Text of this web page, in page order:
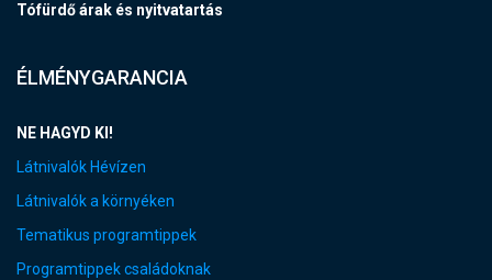
Tófürdő árak és nyitvatartás
ÉLMÉNYGARANCIA
NE HAGYD KI!
Látnivalók Hévízen
Látnivalók a környéken
Tematikus programtippek
Programtippek családoknak